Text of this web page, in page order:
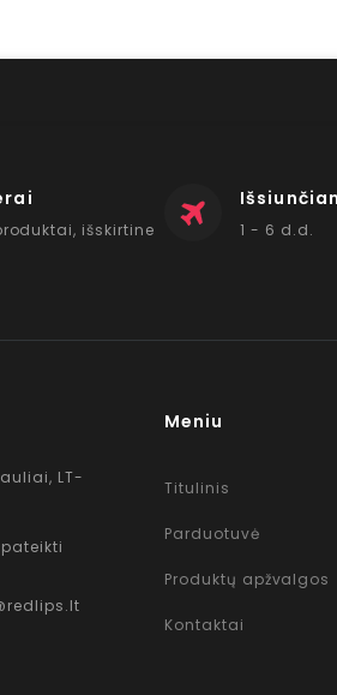
išskirtine
1 - 6 d.d.
LT-
Meniu
Titulinis
Parduotuvė
Produktų apžvalgos
Kontaktai